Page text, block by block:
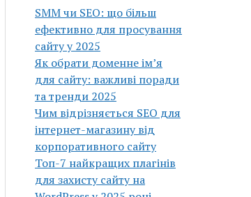
SMM чи SEO: що більш
ефективно для просування
сайту у 2025
Як обрати доменне ім’я
для сайту: важливі поради
та тренди 2025
Чим відрізняється SEO для
інтернет-магазину від
корпоративного сайту
Топ-7 найкращих плагінів
для захисту сайту на